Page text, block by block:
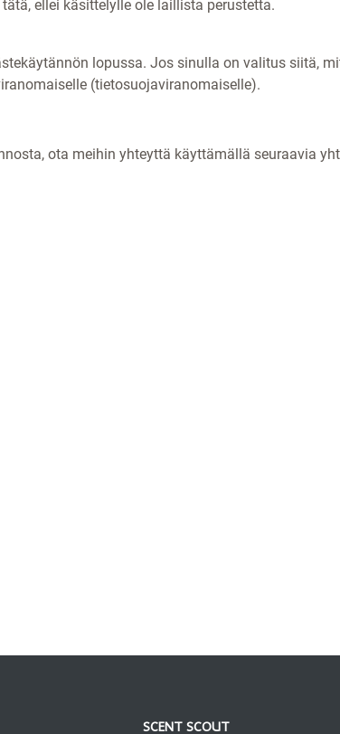
ellei käsittelylle ole laillista perustetta.
lopussa. Jos sinulla on valitus siitä,
(tietosuojaviranomaiselle).
ota meihin yhteyttä käyttämällä seuraavia
SCENT SCOUT